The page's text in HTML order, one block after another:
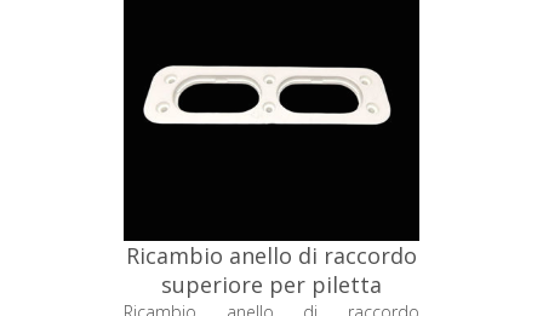
Ricambio anello di raccordo
superiore per piletta